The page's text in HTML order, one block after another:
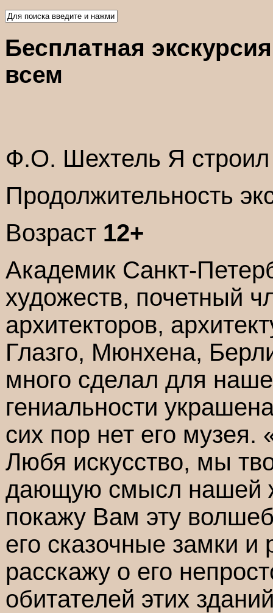
Бесплатная
всем
Ф.О. Шехтель Я
Продолжительность
Возраст 12+
Академик Санкт-
художеств, почетный
архитекторов,
Глазго, Мюнхена,
много сделал для
гениальности
сих пор нет его
Любя искусство, мы
дающую смысл нашей
покажу Вам эту
его сказочные замки
расскажу о его
обитателей этих